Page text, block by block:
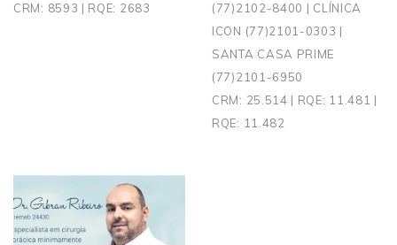
CRM: 8593 | RQE: 2683
(77)2102-8400 | CLÍNICA
ICON (77)2101-0303 |
SANTA CASA PRIME
(77)2101-6950
CRM: 25.514 | RQE: 11.481 |
RQE: 11.482